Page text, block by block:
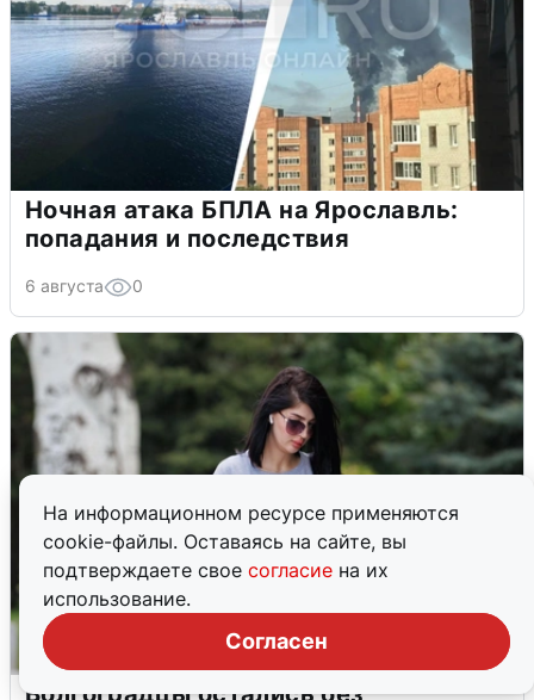
На информационном ресурсе применяются
cookie-файлы. Оставаясь на сайте, вы
подтверждаете свое согласие на их
использование.
Согласен
Ночная атака БПЛА на Ярославль:
попадания и последствия
6 августа 0
Волгоградцы остались без